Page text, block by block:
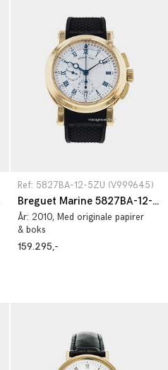
Ref: 5827BA-12-5ZU (V999645)
Breguet Marine 5827BA-12-5ZU
År: 2010, Med originale papirer
& boks
159.295,-